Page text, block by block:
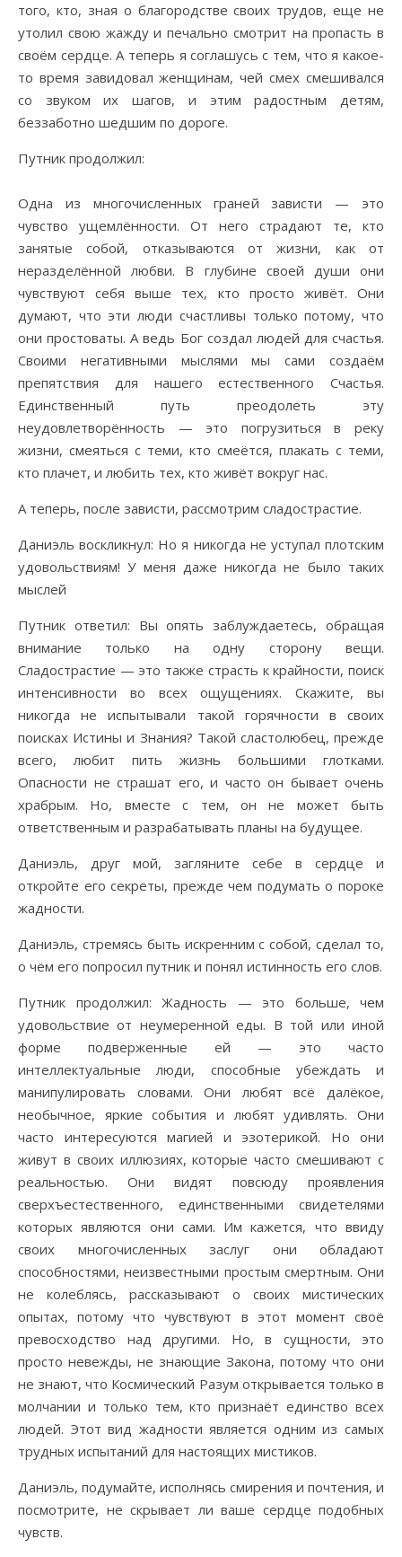
того, кто, зная о благородстве своих трудов, еще не
утолил свою жажду и печально смотрит на пропасть в
своём сердце. А теперь я соглашусь с тем, что я какое-
то время завидовал женщинам, чей смех смешивался
со звуком их шагов, и этим радостным детям,
беззаботно шедшим по дороге.
Путник продолжил:
Одна из многочисленных граней зависти — это
чувство ущемлённости. От него страдают те, кто
занятые собой, отказываются от жизни, как от
неразделённой любви. В глубине своей души они
чувствуют себя выше тех, кто просто живёт. Они
думают, что эти люди счастливы только потому, что
они простоваты. А ведь Бог создал людей для счастья.
Своими негативными мыслями мы сами создаём
препятствия для нашего естественного Счастья.
Единственный путь преодолеть эту
неудовлетворённость — это погрузиться в реку
жизни, смеяться с теми, кто смеётся, плакать с теми,
кто плачет, и любить тех, кто живёт вокруг нас.
А теперь, после зависти, рассмотрим сладострастие.
Даниэль воскликнул: Но я никогда не уступал плотским
удовольствиям! У меня даже никогда не было таких
мыслей
Путник ответил: Вы опять заблуждаетесь, обращая
внимание только на одну сторону вещи.
Сладострастие — это также страсть к крайности, поиск
интенсивности во всех ощущениях. Скажите, вы
никогда не испытывали такой горячности в своих
поисках Истины и Знания? Такой сластолюбец, прежде
всего, любит пить жизнь большими глотками.
Опасности не страшат его, и часто он бывает очень
храбрым. Но, вместе с тем, он не может быть
ответственным и разрабатывать планы на будущее.
Даниэль, друг мой, загляните себе в сердце и
откройте его секреты, прежде чем подумать о пороке
жадности.
Даниэль, стремясь быть искренним с собой, сделал то,
о чём его попросил путник и понял истинность его слов.
Путник продолжил: Жадность — это больше, чем
удовольствие от неумеренной еды. В той или иной
форме подверженные ей — это часто
интеллектуальные люди, способные убеждать и
манипулировать словами. Они любят всё далёкое,
необычное, яркие события и любят удивлять. Они
часто интересуются магией и эзотерикой. Но они
живут в своих иллюзиях, которые часто смешивают с
реальностью. Они видят повсюду проявления
сверхъестественного, единственными свидетелями
которых являются они сами. Им кажется, что ввиду
своих многочисленных заслуг они обладают
способностями, неизвестными простым смертным. Они
не колеблясь, рассказывают о своих мистических
опытах, потому что чувствуют в этот момент своё
превосходство над другими. Но, в сущности, это
просто невежды, не знающие Закона, потому что они
не знают, что Космический Разум открывается только в
молчании и только тем, кто признаёт единство всех
людей. Этот вид жадности является одним из самых
трудных испытаний для настоящих мистиков.
Даниэль, подумайте, исполнясь смирения и почтения, и
посмотрите, не скрывает ли ваше сердце подобных
чувств.